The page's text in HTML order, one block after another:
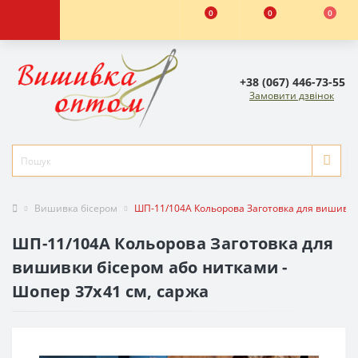
0 0 0
+38 (067) 446-73-55
Замовити дзвінок
Вишивка бісером ШП-11/104А Кольорова Заготовка для
ШП-11/104А Кольорова Заготовка для
вишивки бісером або нитками -
Шопер 37x41 см, саржа